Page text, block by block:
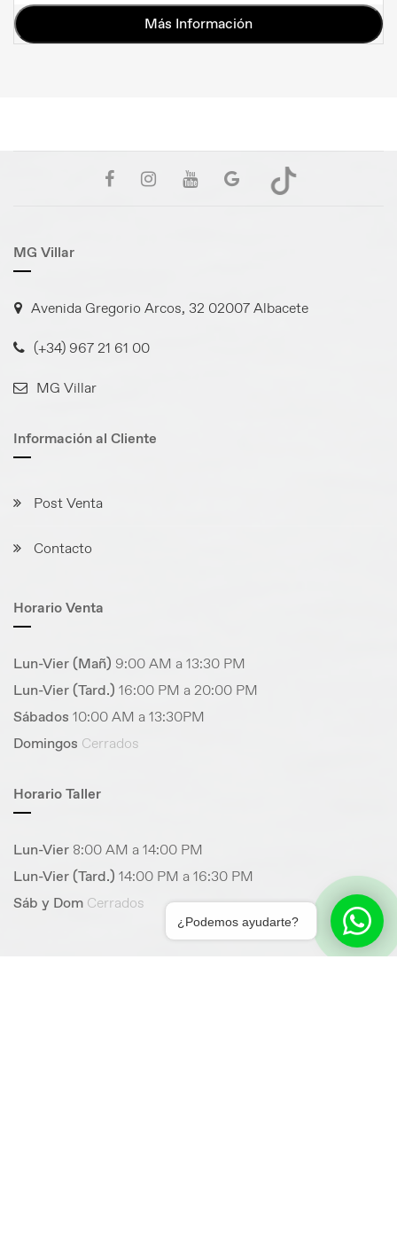
Más Información
MG Villar
Avenida Gregorio Arcos, 32 02007 Albacete
(+34) 967 21 61 00
MG Villar
Información al Cliente
Post Venta
Contacto
Horario Venta
Lun-Vier (Mañ) 9:00 AM a 13:30 PM
Lun-Vier (Tard.) 16:00 PM a 20:00 PM
Sábados 10:00 AM a 13:30PM
Domingos Cerrados
Horario Taller
Lun-Vier 8:00 AM a 14:00 PM
Lun-Vier (Tard.) 14:00 PM a 16:30 PM
Sáb y Dom Cerrados
¿Podemos ayudarte?